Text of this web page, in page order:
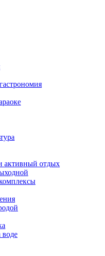
активный отдых
воде